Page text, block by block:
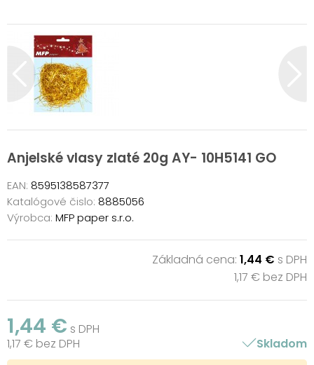
Anjelské vlasy zlaté 20g AY- 10H5141 GO
EAN: 8595138587377
Katalógové čislo: 8885056
Výrobca: MFP paper s.r.o.
Základná cena: 1,44 € s DPH
1,17 € bez DPH
1,44 € s DPH
1,17 € bez DPH
Skladom